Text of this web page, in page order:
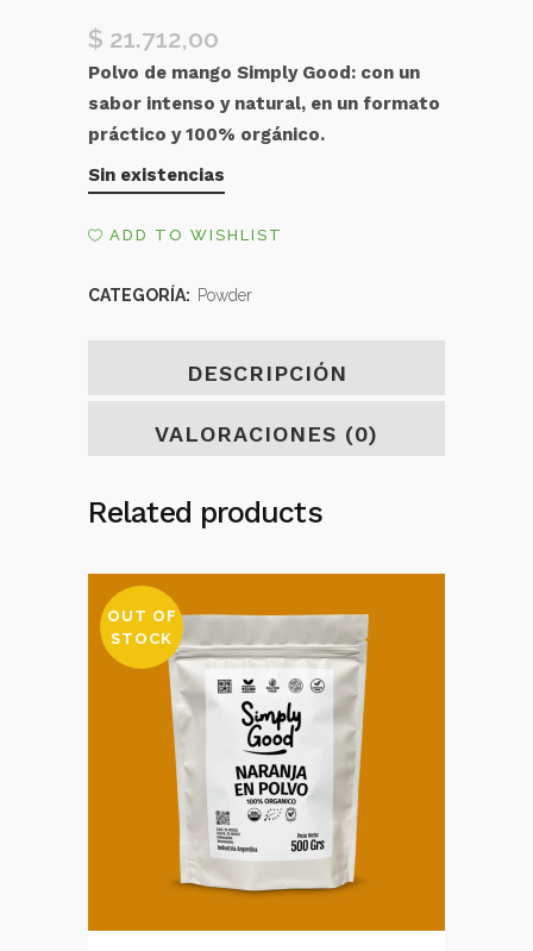
$ 21.712,00
Polvo de mango Simply Good: con un
sabor intenso y natural, en un formato
práctico y 100% orgánico.
Sin existencias
ADD TO WISHLIST
CATEGORÍA: Powder
DESCRIPCIÓN
VALORACIONES (0)
Related products
OUT OF
STOCK